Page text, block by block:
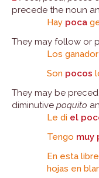
precede the noun
Hay poca
They may follow or
Los
Son pocos
They may be
diminutive poquito
Le di el
Tengo muy
En esta
hojas en